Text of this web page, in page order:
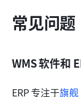
常见问题
WMS 软件和
ERP 专注于旗